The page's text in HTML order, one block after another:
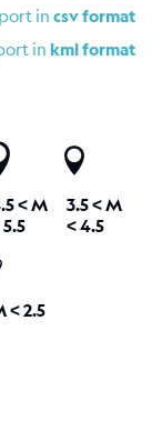
in csv format
in kml format
<M
5.5
3.5 <M
< 4.5
< 2.5